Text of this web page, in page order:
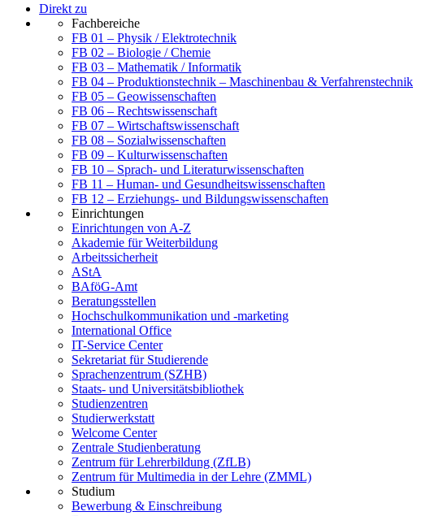
Direkt zu
Fachbereiche
FB 01 – Physik / Elektrotechnik
FB 02 – Biologie / Chemie
FB 03 – Mathematik / Informatik
FB 04 – Produktionstechnik – Maschinenbau & Verfahrenstechnik
FB 05 – Geowissenschaften
FB 06 – Rechtswissenschaft
FB 07 – Wirtschaftswissenschaft
FB 08 – Sozialwissenschaften
FB 09 – Kulturwissenschaften
FB 10 – Sprach- und Literaturwissenschaften
FB 11 – Human- und Gesundheitswissenschaften
FB 12 – Erziehungs- und Bildungswissenschaften
Einrichtungen
Einrichtungen von A-Z
Akademie für Weiterbildung
Arbeitssicherheit
AStA
BAföG-Amt
Beratungsstellen
Hochschulkommunikation und -marketing
International Office
IT-Service Center
Sekretariat für Studierende
Sprachenzentrum (SZHB)
Staats- und Universitätsbibliothek
Studienzentren
Studierwerkstatt
Welcome Center
Zentrale Studienberatung
Zentrum für Lehrerbildung (ZfLB)
Zentrum für Multimedia in der Lehre (ZMML)
Studium
Bewerbung & Einschreibung